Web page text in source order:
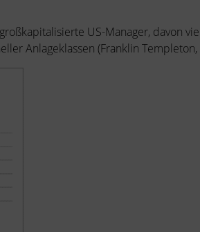
US-Manager, davon
Anlageklassen (Franklin